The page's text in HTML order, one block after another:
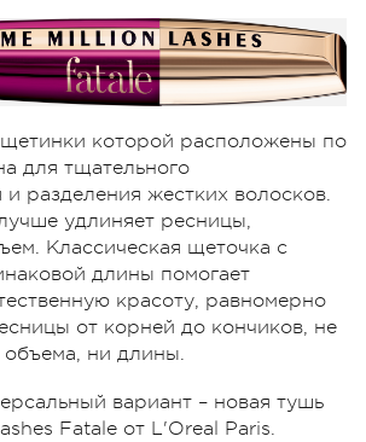
щетинки которой расположены по
для тщательного
разделения жестких волосков.
удлиняет ресницы,
Классическая щеточка с
длины помогает
красоту, равномерно
от корней до кончиков, не
ни длины.
вариант – новая тушь
Fatale от L'Oreal Paris.